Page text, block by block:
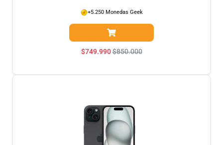
$749.990$850.000
+5.250 Monedas Geek